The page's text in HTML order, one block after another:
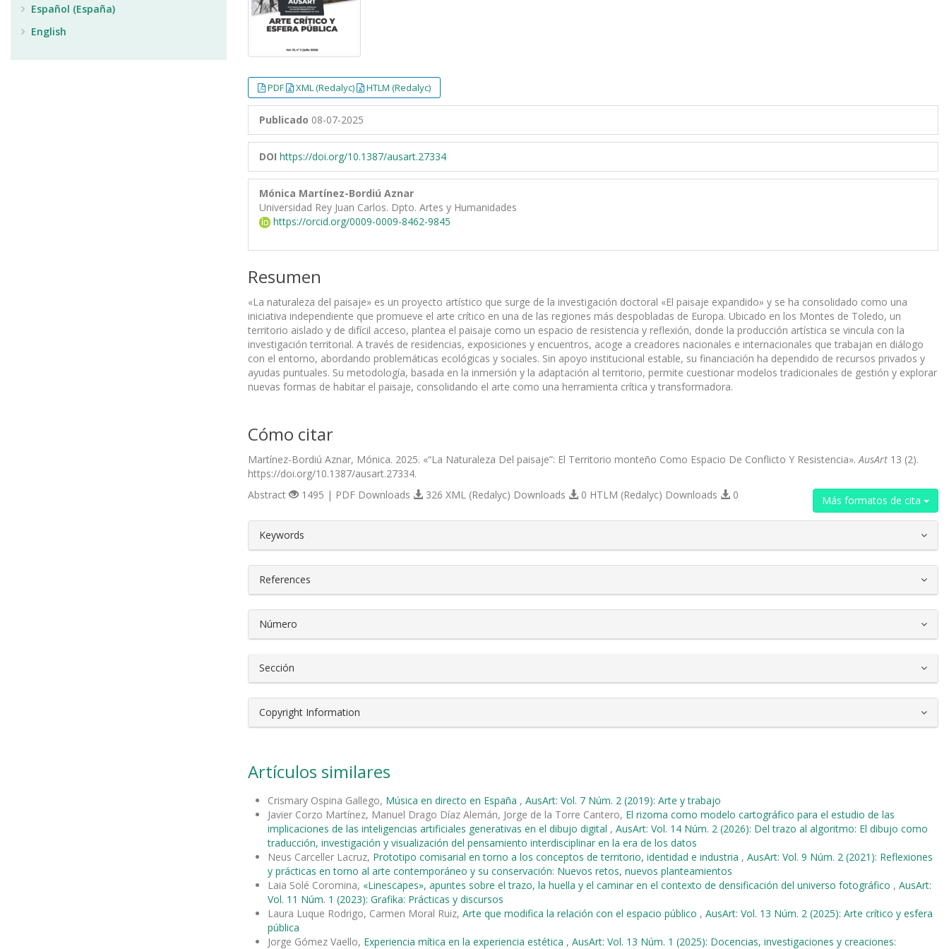
PDF XML (Redalyc) HTLM (Redalyc)
Publicado 08-07-2025
DOI https://doi.org/10.1387/ausart.27334
Mónica Martínez-Bordiú Aznar
Universidad Rey Juan Carlos. Dpto. Artes y Humanidades
https://orcid.org/0009-0009-8462-9845
Resumen
«La naturaleza del paisaje» es un proyecto artístico que surge de la investigación doctoral «El paisaje expandido» y se ha consolidado como una
iniciativa independiente que promueve el arte crítico en una de las regiones más despobladas de Europa. Ubicado en los Montes de Toledo, un
territorio aislado y de difícil acceso, plantea el paisaje como un espacio de resistencia y reflexión, donde la producción artística se vincula con la
investigación territorial. A través de residencias, exposiciones y encuentros, acoge a creadores nacionales e internacionales que trabajan en diálogo
con el entorno, abordando problemáticas ecológicas y sociales. Sin apoyo institucional estable, su financiación ha dependido de recursos privados y
ayudas puntuales. Su metodología, basada en la inmersión y la adaptación al territorio, permite cuestionar modelos tradicionales de gestión y explorar
nuevas formas de habitar el paisaje, consolidando el arte como una herramienta crítica y transformadora.
Cómo citar
Martínez-Bordiú Aznar, Mónica. 2025. «“La Naturaleza Del paisaje”: El Territorio monteño Como Espacio De Conflicto Y Resistencia». AusArt 13 (2).
https://doi.org/10.1387/ausart.27334.
Más formatos de cita
Abstract 1495 | PDF Downloads 326 XML (Redalyc) Downloads 0 HTLM (Redalyc) Downloads 0
##plugins.themes.bootstrap3.article.details##
Keywords
References
Número
Sección
Copyright Information
Artículos similares
Crismary Ospina Gallego, Música en directo en España , AusArt: Vol. 7 Núm. 2 (2019): Arte y trabajo
Javier Corzo Martínez, Manuel Drago Díaz Alemán, Jorge de la Torre Cantero, El rizoma como modelo cartográfico para el estudio de las
implicaciones de las inteligencias artificiales generativas en el dibujo digital , AusArt: Vol. 14 Núm. 2 (2026): Del trazo al algoritmo: El dibujo como
traducción, investigación y visualización del pensamiento interdisciplinar en la era de los datos
Neus Carceller Lacruz, Prototipo comisarial en torno a los conceptos de territorio, identidad e industria , AusArt: Vol. 9 Núm. 2 (2021): Reflexiones
y prácticas en torno al arte contemporáneo y su conservación: Nuevos retos, nuevos planteamientos
Laia Solé Coromina, «Linescapes», apuntes sobre el trazo, la huella y el caminar en el contexto de densificación del universo fotográfico , AusArt:
Vol. 11 Núm. 1 (2023): Grafika: Prácticas y discursos
Laura Luque Rodrigo, Carmen Moral Ruiz, Arte que modifica la relación con el espacio público , AusArt: Vol. 13 Núm. 2 (2025): Arte crítico y esfera
pública
Jorge Gómez Vaello, Experiencia mítica en la experiencia estética , AusArt: Vol. 13 Núm. 1 (2025): Docencias, investigaciones y creaciones:
Español (España)
English